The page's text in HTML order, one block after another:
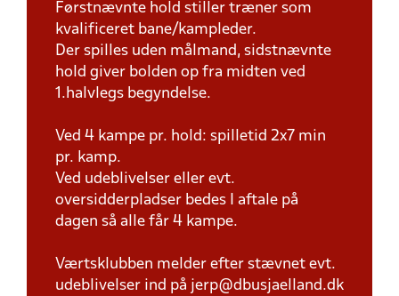
Førstnævnte hold stiller træner som
kvalificeret bane/kampleder.
Der spilles uden målmand, sidstnævnte
hold giver bolden op fra midten ved
1.halvlegs begyndelse.
Ved 4 kampe pr. hold: spilletid 2x7 min
pr. kamp.
Ved udeblivelser eller evt.
oversidderpladser bedes I aftale på
dagen så alle får 4 kampe.
Værtsklubben melder efter stævnet evt.
udeblivelser ind på jerp@dbusjaelland.dk